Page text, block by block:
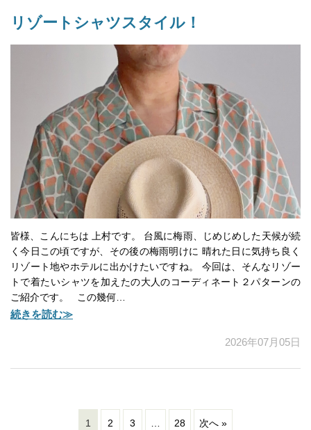
リゾートシャツスタイル！
皆様、こんにちは 上村です。 台風に梅雨、じめじめした天候が続
く今日この頃ですが、その後の梅雨明けに 晴れた日に気持ち良く
リゾート地やホテルに出かけたいですね。 今回は、そんなリゾー
トで着たいシャツを加えたの大人のコーディネート２パターンの
ご紹介です。 この幾何…
続きを読む≫
2026年07月05日
1 2 3 … 28 次へ »